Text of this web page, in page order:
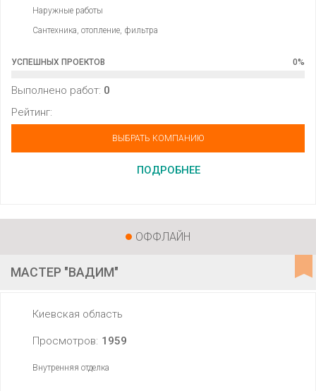
Наружные работы
Сантехника, отопление, фильтра
УСПЕШНЫХ ПРОЕКТОВ 0%
Выполнено работ: 0
Рейтинг:
ВЫБРАТЬ КОМПАНИЮ
ПОДРОБНЕЕ
ОФФЛАЙН
МАСТЕР "ВАДИМ"
Киевская область
Просмотров: 1959
Внутренняя отделка